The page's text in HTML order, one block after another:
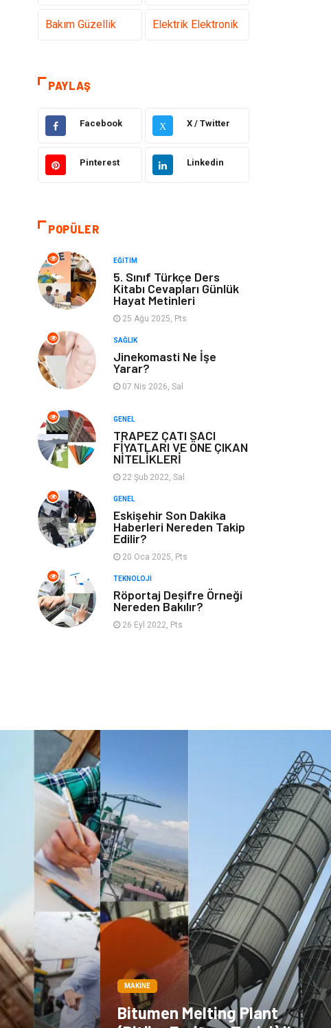
Bakım Güzellik Elektrik Elektronik
Makine
Bilgisayar &
Otomotiv
Aksesuar
Bebek Giyim Tarih
PAYLAŞ
Facebook X X / Twitter
Pinterest Linkedin
POPÜLER
EĞITIM
5. Sınıf Türkçe Ders
Kitabı Cevapları Günlük
Hayat Metinleri
25 Ağu 2025, Pts
SAĞLIK
Jinekomasti Ne İşe
Yarar?
07 Nis 2026, Sal
GENEL
TRAPEZ ÇATI SACI
FİYATLARI VE ÖNE ÇIKAN
NİTELİKLERİ
22 Şub 2022, Sal
GENEL
Eskişehir Son Dakika
Haberleri Nereden Takip
Edilir?
20 Oca 2025, Pts
TEKNOLOJI
Röportaj Deşifre Örneği
Nereden Bakılır?
26 Eyl 2022, Pts
MAKINE
Bitumen Melting Plant